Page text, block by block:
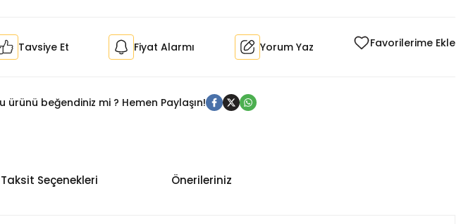
Tavsiye Et Fiyat Alarmı Yorum Yaz
ürünü beğendiniz mi ? Hemen Paylaşın!
Taksit Seçenekleri Önerileriniz